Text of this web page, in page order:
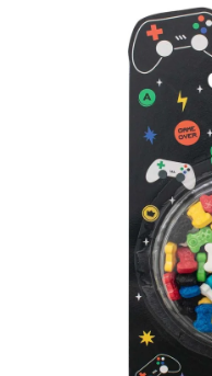
ZDRAVÉ PEČENÍ
DÁRKOVÉ POUKAZY
TÉMATICKÉ PRODUKTY